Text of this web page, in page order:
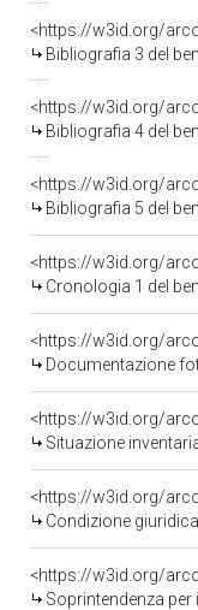
<https://w3id.org/
Bibliografia 3 del
<https://w3id.org/
Bibliografia 4 del
<https://w3id.org/
Bibliografia 5 del
<https://w3id.org/
Cronologia 1 del
Documentazione
<https://w3id.org/
Situazione
<https://w3id.org/
Condizione
<https://w3id.org/
Soprintendenza